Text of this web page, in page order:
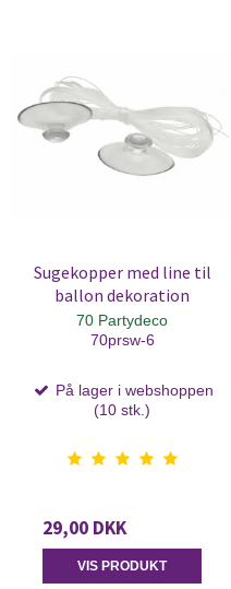
Sugekopper med line til
ballon dekoration
70 Partydeco
70prsw-6
På lager i webshoppen
(10 stk.)
29,00 DKK
VIS PRODUKT